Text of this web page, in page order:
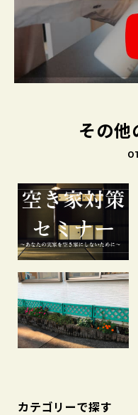
その他
カテゴリーで探す